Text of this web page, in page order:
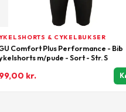
& CYKELBUKSER
Comfort Plus Performance - Bib
m/pude - Sort - Str. S
kr.